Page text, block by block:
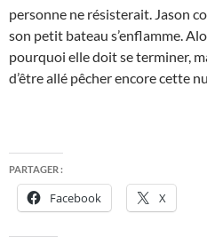
personne ne résisterait. Jason
son petit bateau s’enflamme.
pourquoi elle doit se terminer,
d’être allé pêcher encore cette
PARTAGER :
Facebook X